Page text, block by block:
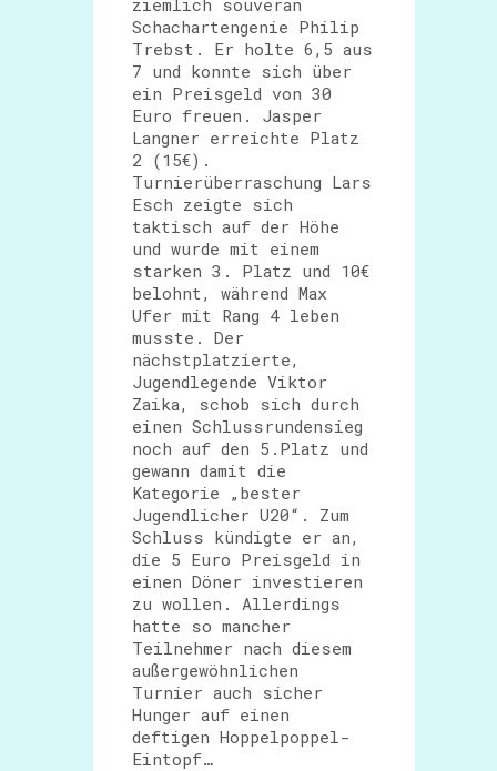
ziemlich souverän
Schachartengenie Philip
Trebst. Er holte 6,5 aus
7 und konnte sich über
ein Preisgeld von 30
Euro freuen. Jasper
Langner erreichte Platz
2 (15€).
Turnierüberraschung Lars
Esch zeigte sich
taktisch auf der Höhe
und wurde mit einem
starken 3. Platz und 10€
belohnt, während Max
Ufer mit Rang 4 leben
musste. Der
nächstplatzierte,
Jugendlegende Viktor
Zaika, schob sich durch
einen Schlussrundensieg
noch auf den 5.Platz und
gewann damit die
Kategorie „bester
Jugendlicher U20“. Zum
Schluss kündigte er an,
die 5 Euro Preisgeld in
einen Döner investieren
zu wollen. Allerdings
hatte so mancher
Teilnehmer nach diesem
außergewöhnlichen
Turnier auch sicher
Hunger auf einen
deftigen Hoppelpoppel-
Eintopf…